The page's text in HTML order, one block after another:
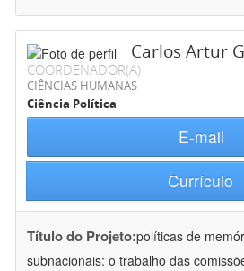
Carlos Artur
COORDENADOR(A)
CIÊNCIAS HUMANAS
Ciência Política
E-mail
Currículo
Título do Projeto:políticas de
subnacionais: o trabalho das